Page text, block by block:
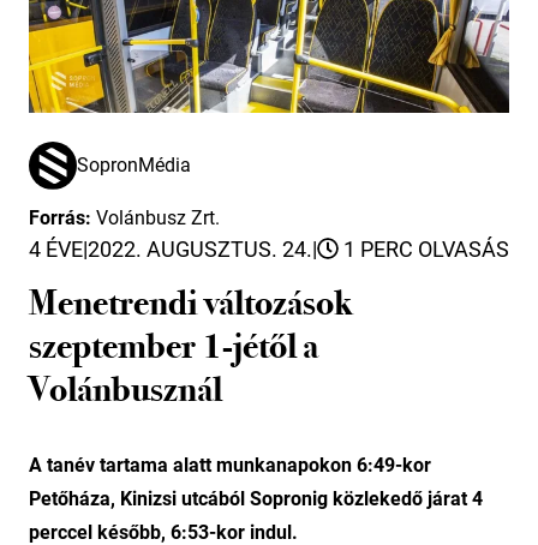
SopronMédia
Forrás: Volánbusz Zrt.
4 ÉVE|2022. AUGUSZTUS. 24.| 1 PERC OLVASÁS
Menetrendi változások
szeptember 1-jétől a
Volánbusznál
A tanév tartama alatt munkanapokon 6:49-kor
Petőháza, Kinizsi utcából Sopronig közlekedő járat 4
perccel később, 6:53-kor indul.